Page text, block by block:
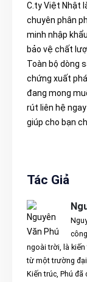
C.ty Việt Nhật
chuyên phân
minh nhập
bảo vệ chất
Toàn bộ dòng
chứng xuất
đang mong
rút liên hệ
giúp cho bạn
Tác Giả
ngoài trời, là
từ một trường
Kiến trúc, Phú